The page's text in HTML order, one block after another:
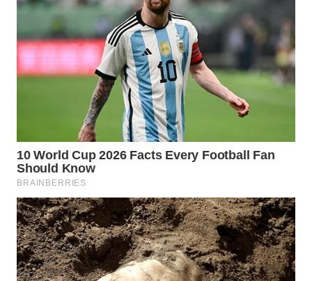
WAHANA
TV
WAHANANEWS
WAHANANEWS
WAHANANEWS
NET
WAHANA
SPORT
WAHANA